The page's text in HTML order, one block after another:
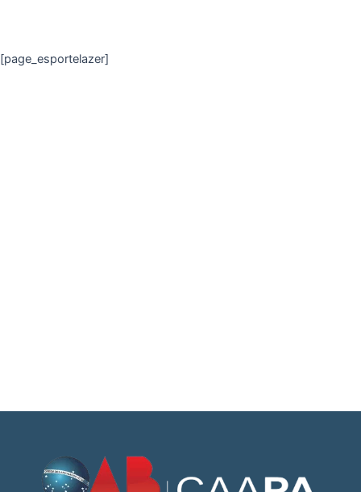
[page_esportelazer]